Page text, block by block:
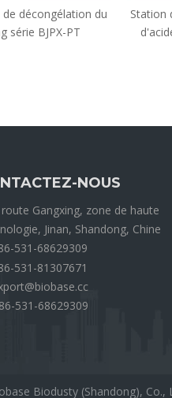
de décongélation du
série BJPX-PT
Station
NOUS
Gangxing, zone de haute
Jinan, Shandong, Chine
531-68629309
531-81307671
531-68629309
Biodusty (Shandong),